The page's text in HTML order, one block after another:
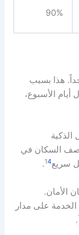
90%
هذا بسبب
أيام الأسبوع،
الذكية
السكان في
سريع 14
.
الأمان.
هذه الخدمة على مدار
.